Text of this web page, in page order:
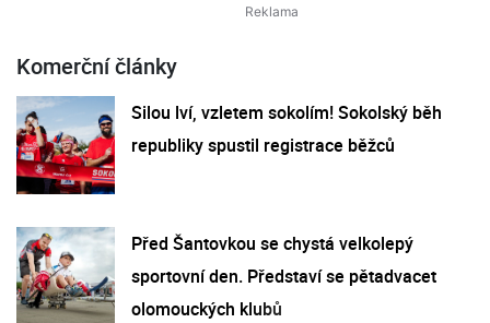
Komerční články
Silou lví, vzletem sokolím! Sokolský běh
republiky spustil registrace běžců
Před Šantovkou se chystá velkolepý
sportovní den. Představí se pětadvacet
olomouckých klubů